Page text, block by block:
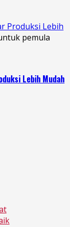
Produksi Lebih
Lebih Mudah